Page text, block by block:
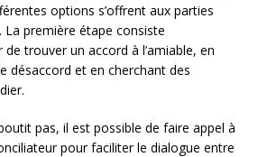
options s’offrent aux parties
première étape consiste
trouver un accord à l’amiable, en
désaccord et en cherchant des
pas, il est possible de faire appel à
pour faciliter le dialogue entre